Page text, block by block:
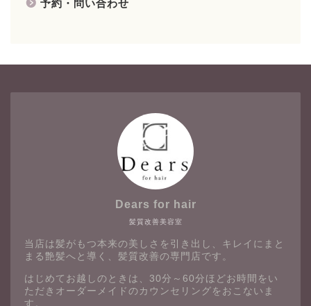
予約・問い合わせ
髪質改善美容室
Dears for hair
当店は髪がもつ本来の美しさを引き出し、キレイにまと
まる艶髪へと導く、髪質改善の専門店です。
はじめてお越しのときは、30分～60分ほどお時間をい
ただきオーダーメイドのカウンセリングをおこないま
す。